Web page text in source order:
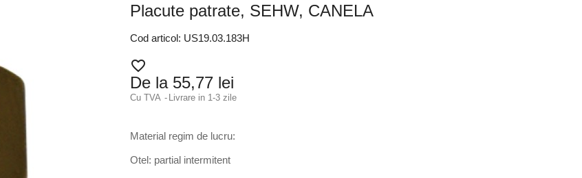
Placute patrate, SEHW, CANELA
Cod articol: US19.03.183H
favorite_border
De la 55,77 lei
Cu TVA Livrare in 1-3 zile
Material regim de lucru:
Otel: partial intermitent